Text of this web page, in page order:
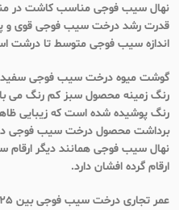
نهال سیب فوجی مناسب کاشت در
قدرت رشد درخت سیب فوجی قوی و
اندازه سیب فوجی متوسط تا درشت
گوشت میوه درخت سیب فوجی سفید
رنگ زمینه محصول سبز کم رنگ می
رنگ پوشیده شده است که زیبایی
برداشت محصول درخت سیب فوجی در
نهال سیب فوجی همانند دیگر ارقام
ارقام گرده افشان دارد.
عمر تجاری درخت سیب فوجی بین ۲۵ تا ۳۰ سال است.